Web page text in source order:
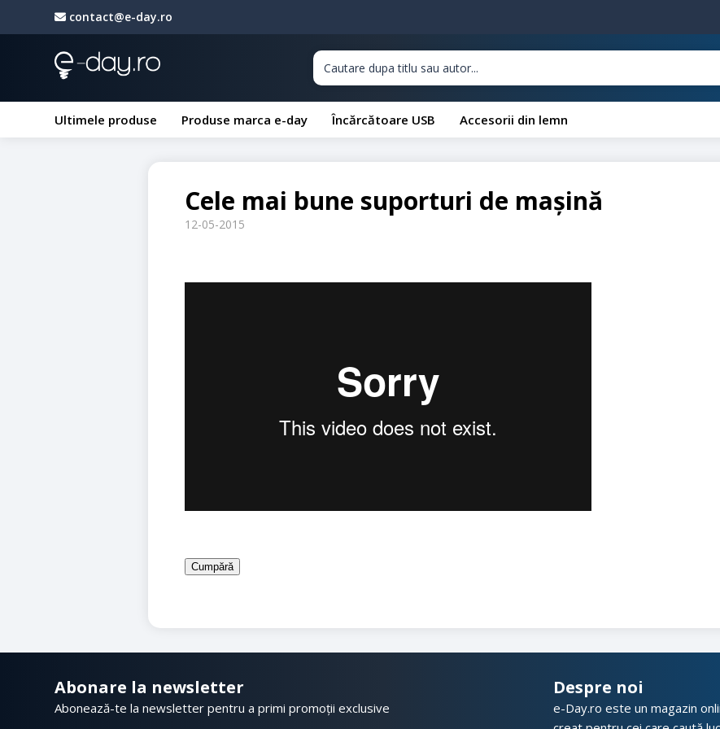
contact@e-day.ro
Ultimele produse Produse marca e-day Încărcătoare USB Accesorii din lemn
Cele mai bune suporturi de mașină
12-05-2015
Cumpără
Abonare la newsletter
Abonează-te la newsletter pentru a primi promoții exclusive
Despre noi
e-Day.ro este un magazin